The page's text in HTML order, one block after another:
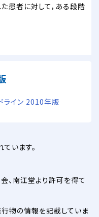
患者に対して，ある段階
ライン 2010年版
います。
、南江堂より許可を得て
物の情報を記載していま